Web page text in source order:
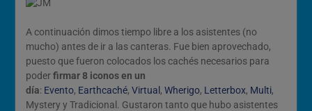
A continuación dimos tiempo libre a los asistentes (no
mucho) antes de ir a las canteras. Fue bien aprovechado,
puesto que fueron colocados los cachés necesarios para
poderfirmar 8 iconos en un
día: Evento, Earthcaché, Virtual , Wherigo, Letterbox, Multi,
Mystery y Tradicional. Gustaron tanto que hubo asistentes